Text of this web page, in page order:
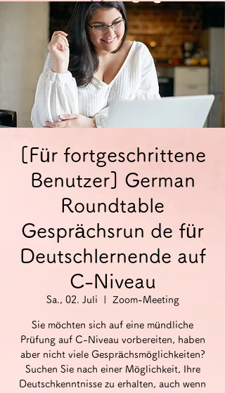
[Für fortgeschrittene
Benutzer] German
Roundtable
Gesprächsrun de für
Deutschlernende auf
C-Niveau
Sa., 02. Juli Zoom-Meeting
Sie möchten sich auf eine mündliche
Prüfung auf C-Niveau vorbereiten, haben
aber nicht viele Gesprächsmöglichkeiten?
Suchen Sie nach einer Möglichkeit, Ihre
Deutschkenntnisse zu erhalten, auch wenn